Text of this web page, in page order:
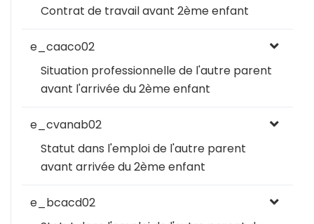
Contrat de travail avant 2ème enfant
e_caaco02
Situation professionnelle de l'autre parent
avant l'arrivée du 2ème enfant
e_cvanab02
Statut dans l'emploi de l'autre parent
avant arrivée du 2ème enfant
e_bcacd02